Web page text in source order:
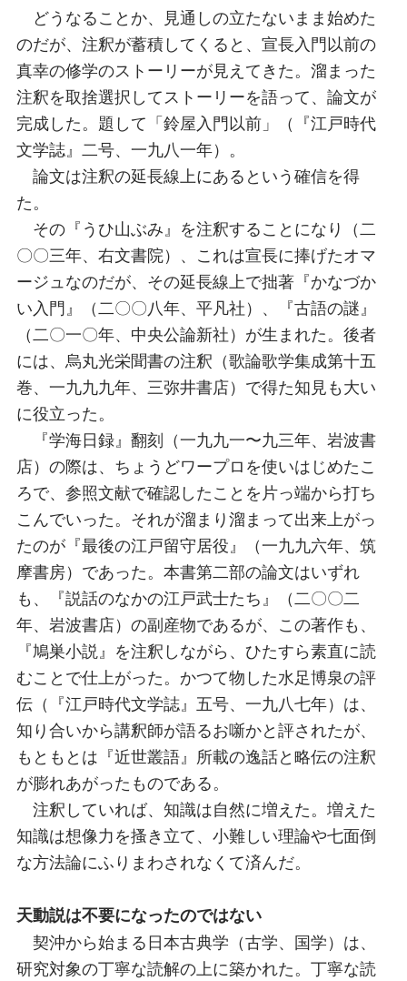
どうなることか、見通しの立たないまま始めた
のだが、注釈が蓄積してくると、宣長入門以前の
真幸の修学のストーリーが見えてきた。溜まった
注釈を取捨選択してストーリーを語って、論文が
完成した。題して「鈴屋入門以前」（『江戸時代
文学誌』二号、一九八一年）。
論文は注釈の延長線上にあるという確信を得
た。
その『うひ山ぶみ』を注釈することになり（二
〇〇三年、右文書院）、これは宣長に捧げたオマ
ージュなのだが、その延長線上で拙著『かなづか
い入門』（二〇〇八年、平凡社）、『古語の謎』
（二〇一〇年、中央公論新社）が生まれた。後者
には、烏丸光栄聞書の注釈（歌論歌学集成第十五
巻、一九九九年、三弥井書店）で得た知見も大い
に役立った。
『学海日録』翻刻（一九九一〜九三年、岩波書
店）の際は、ちょうどワープロを使いはじめたこ
ろで、参照文献で確認したことを片っ端から打ち
こんでいった。それが溜まり溜まって出来上がっ
たのが『最後の江戸留守居役』（一九九六年、筑
摩書房）であった。本書第二部の論文はいずれ
も、『説話のなかの江戸武士たち』（二〇〇二
年、岩波書店）の副産物であるが、この著作も、
『鳩巣小説』を注釈しながら、ひたすら素直に読
むことで仕上がった。かつて物した水足博泉の評
伝（『江戸時代文学誌』五号、一九八七年）は、
知り合いから講釈師が語るお噺かと評されたが、
もともとは『近世叢語』所載の逸話と略伝の注釈
が膨れあがったものである。
注釈していれば、知識は自然に増えた。増えた
知識は想像力を搔き立て、小難しい理論や七面倒
な方法論にふりまわされなくて済んだ。
天動説は不要になったのではない
契沖から始まる日本古典学（古学、国学）は、
研究対象の丁寧な読解の上に築かれた。丁寧な読